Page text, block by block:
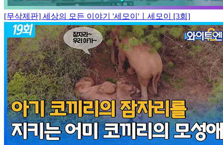
[무삭제판] 세상의 모든 이야기 '세모이'ㅣ세모이 [3회]